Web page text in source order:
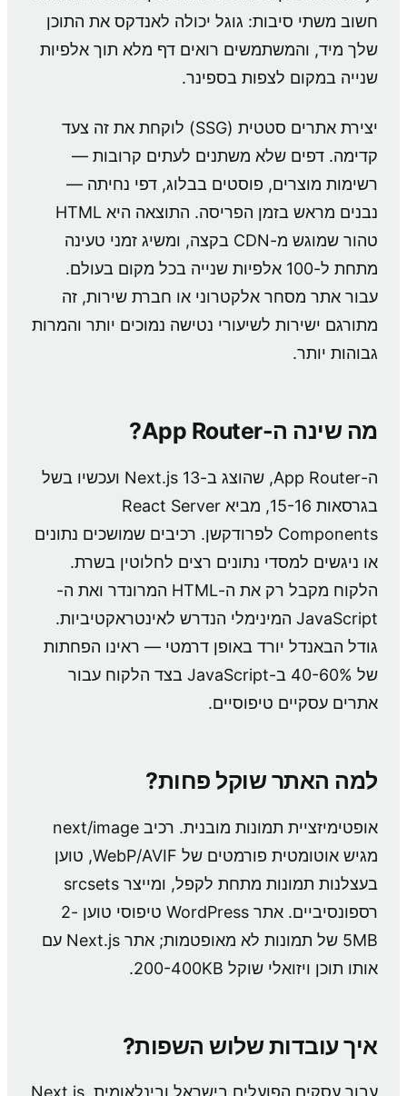
חשוב משתי סיבות: גוגל יכולה לאנדקס את התוכן
שלך מיד, והמשתמשים רואים דף מלא תוך אלפיות
שנייה במקום לצפות בספינר.
יצירת אתרים סטטית (SSG) לוקחת את זה צעד
קדימה. דפים שלא משתנים לעתים קרובות —
רשימות מוצרים, פוסטים בבלוג, דפי נחיתה —
נבנים מראש בזמן הפריסה. התוצאה היא HTML
טהור שמוגש מ-CDN בקצה, ומשיג זמני טעינה
מתחת ל-100 אלפיות שנייה בכל מקום בעולם.
עבור אתר מסחר אלקטרוני או חברת שירות, זה
מתורגם ישירות לשיעורי נטישה נמוכים יותר והמרות
גבוהות יותר.
מה שינה ה-App Router?
ה-App Router, שהוצג ב-Next.js 13 ועכשיו בשל
בגרסאות 15-16, מביא React Server
Components לפרודקשן. רכיבים שמושכים נתונים
או ניגשים למסדי נתונים רצים לחלוטין בשרת.
הלקוח מקבל רק את ה-HTML המרונדר ואת ה-
JavaScript המינימלי הנדרש לאינטראקטיביות.
גודל הבאנדל יורד באופן דרמטי — ראינו הפחתות
של 40-60% ב-JavaScript בצד הלקוח עבור
אתרים עסקיים טיפוסיים.
למה האתר שוקל פחות?
אופטימיזציית תמונות מובנית. רכיב next/image
מגיש אוטומטית פורמטים של WebP/AVIF, טוען
בעצלנות תמונות מתחת לקפל, ומייצר srcsets
רספונסיביים. אתר WordPress טיפוסי טוען 2-
5MB של תמונות לא מאופטמות; אתר Next.js עם
אותו תוכן ויזואלי שוקל 200-400KB.
איך עובדות שלוש השפות?
עבור עסקים הפועלים בישראל ובינלאומית, Next.js